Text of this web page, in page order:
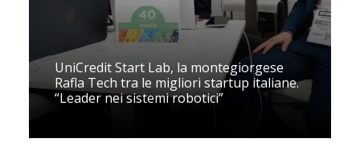
UniCredit Start Lab, la montegiorgese
Rafla Tech tra le migliori startup italiane.
“Leader nei sistemi robotici”